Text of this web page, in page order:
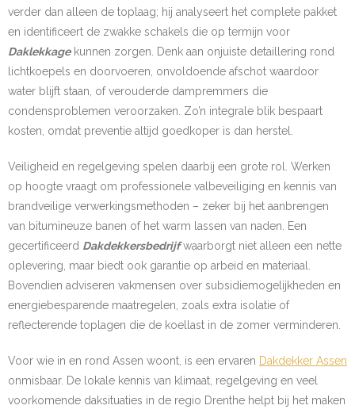
verder dan alleen de toplaag; hij analyseert het complete pakket
en identificeert de zwakke schakels die op termijn voor
Daklekkagekunnen zorgen. Denk aan onjuiste detaillering rond
lichtkoepels en doorvoeren, onvoldoende afschot waardoor
water blijft staan, of verouderde dampremmers die
condensproblemen veroorzaken. Zo’n integrale blik bespaart
kosten, omdat preventie altijd goedkoper is dan herstel.
Veiligheid en regelgeving spelen daarbij een grote rol. Werken
op hoogte vraagt om professionele valbeveiliging en kennis van
brandveilige verwerkingsmethoden – zeker bij het aanbrengen
van bitumineuze banen of het warm lassen van naden. Een
gecertificeerd Dakdekkersbedrijfwaarborgt niet alleen een nette
oplevering, maar biedt ook garantie op arbeid en materiaal.
Bovendien adviseren vakmensen over subsidiemogelijkheden en
energiebesparende maatregelen, zoals extra isolatie of
reflecterende toplagen die de koellast in de zomer verminderen.
Voor wie in en rond Assen woont, is een ervaren Dakdekker Assen
onmisbaar. De lokale kennis van klimaat, regelgeving en veel
voorkomende daksituaties in de regio Drenthe helpt bij het maken